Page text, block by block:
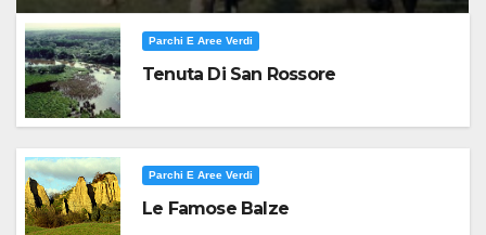
Parchi E Aree Verdi
Tenuta Di San Rossore
Parchi E Aree Verdi
Le Famose Balze